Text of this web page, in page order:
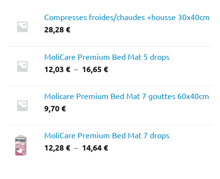
Compresses froides/chaudes +housse 30x40cm
28,28€
MoliCare Premium Bed Mat 5 drops
12,03 € – 16,65€Plage
12,03 €
Molicare Premium Bed Mat 7 gouttes 60x40cm
9,70€
MoliCare Premium Bed Mat 7 drops
12,28€ – 14,64€Plage